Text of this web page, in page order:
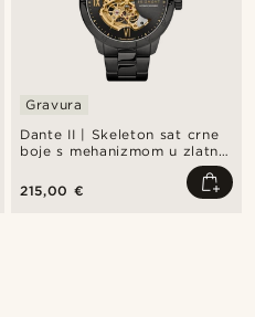
Dante II | Skeleton sat crne
boje s mehanizmom u zlatnoj
Gravura
215,00 €